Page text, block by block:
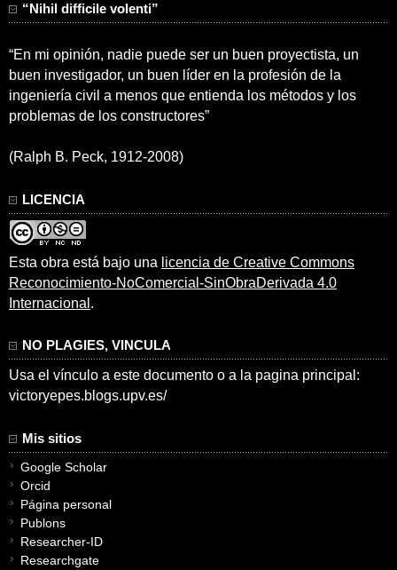
“Nihil difficile volenti”
“En mi opinión, nadie puede ser un buen proyectista, un
buen investigador, un buen líder en la profesión de la
ingeniería civil a menos que entienda los métodos y los
problemas de los constructores”
(Ralph B. Peck, 1912-2008)
LICENCIA
Esta obra está bajo una licencia de Creative Commons
Reconocimiento-NoComercial-SinObraDerivada 4.0
Internacional .
NO PLAGIES, VINCULA
Usa el vínculo a este documento o a la pagina principal:
victoryepes.blogs.upv.es/
Mis sitios
Google Scholar
Orcid
Página personal
Publons
Researcher-ID
Researchgate